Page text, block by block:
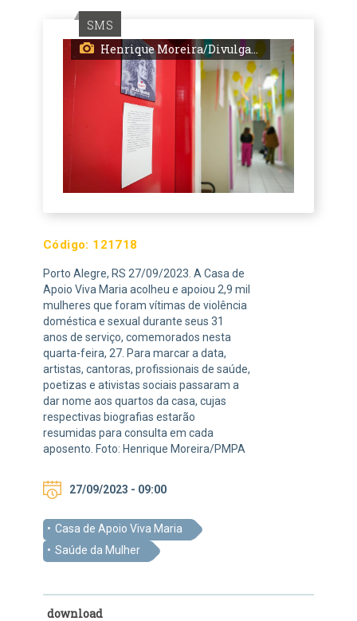
SMS
Henrique Moreira/Divulgação SMS/PMPA
Código: 121718
Porto Alegre, RS 27/09/2023. A Casa de
Apoio Viva Maria acolheu e apoiou 2,9 mil
mulheres que foram vítimas de violência
doméstica e sexual durante seus 31
anos de serviço, comemorados nesta
quarta-feira, 27. Para marcar a data,
artistas, cantoras, profissionais de saúde,
poetizas e ativistas sociais passaram a
dar nome aos quartos da casa, cujas
respectivas biografias estarão
resumidas para consulta em cada
aposento. Foto: Henrique Moreira/PMPA
27/09/2023 - 09:00
Casa de Apoio Viva Maria
Saúde da Mulher
download